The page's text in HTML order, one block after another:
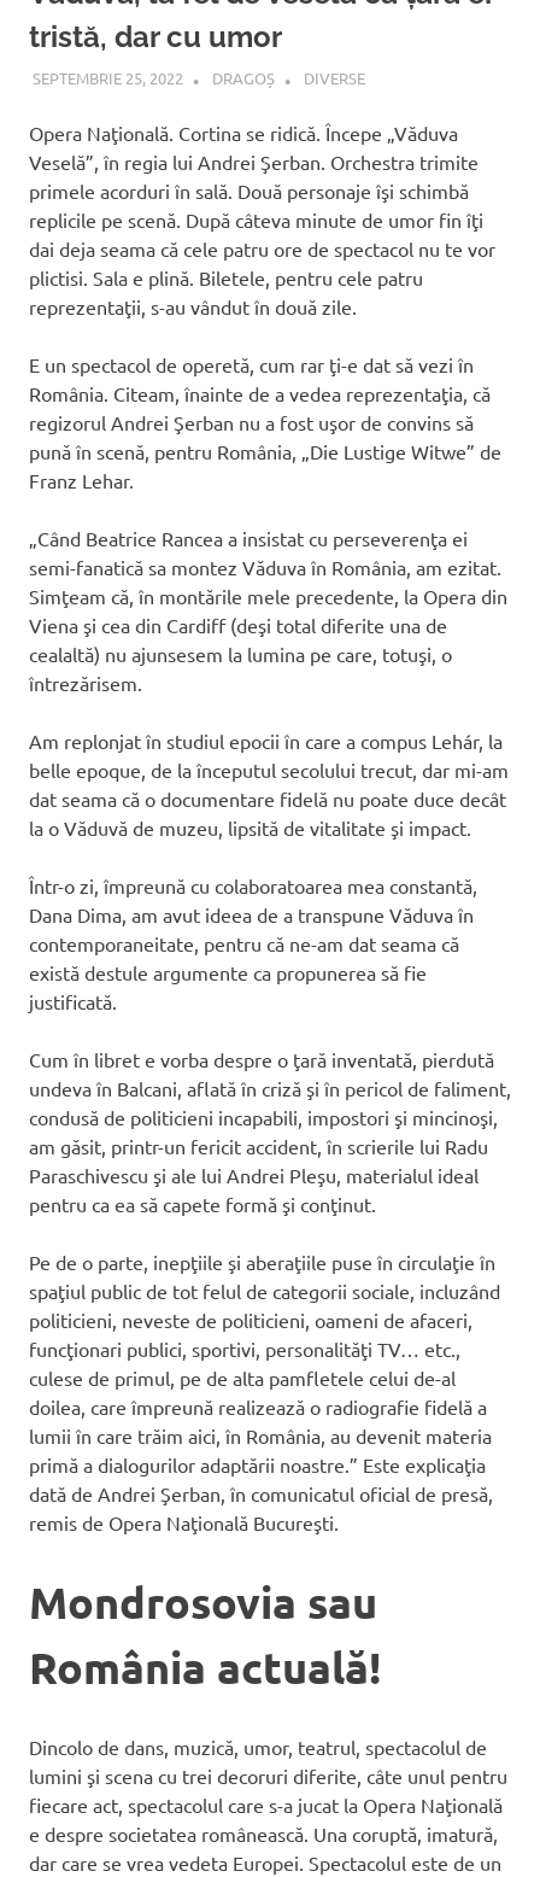
tristă, dar cu umor
SEPTEMBRIE 25, 2022 DRAGOȘ DIVERSE
Opera Naţională. Cortina se ridică. Începe „Văduva
Veselă”, în regia lui Andrei Şerban. Orchestra trimite
primele acorduri în sală. Două personaje îşi schimbă
replicile pe scenă. După câteva minute de umor fin îţi
dai deja seama că cele patru ore de spectacol nu te vor
plictisi. Sala e plină. Biletele, pentru cele patru
reprezentaţii, s-au vândut în două zile.
E un spectacol de operetă, cum rar ţi-e dat să vezi în
România. Citeam, înainte de a vedea reprezentaţia, că
regizorul Andrei Şerban nu a fost uşor de convins să
pună în scenă, pentru România, „Die Lustige Witwe” de
Franz Lehar.
„Când Beatrice Rancea a insistat cu perseverenţa ei
semi-fanatică sa montez Văduva în România, am ezitat.
Simţeam că, în montările mele precedente, la Opera din
Viena şi cea din Cardiff (deşi total diferite una de
cealaltă) nu ajunsesem la lumina pe care, totuşi, o
întrezărisem.
Am replonjat în studiul epocii în care a compus Lehár, la
belle epoque, de la începutul secolului trecut, dar mi-am
dat seama că o documentare fidelă nu poate duce decât
la o Văduvă de muzeu, lipsită de vitalitate şi impact.
Într-o zi, împreună cu colaboratoarea mea constantă,
Dana Dima, am avut ideea de a transpune Văduva în
contemporaneitate, pentru că ne-am dat seama că
există destule argumente ca propunerea să fie
justificată.
Cum în libret e vorba despre o ţară inventată, pierdută
undeva în Balcani, aflată în criză şi în pericol de faliment,
condusă de politicieni incapabili, impostori şi mincinoşi,
am găsit, printr-un fericit accident, în scrierile lui Radu
Paraschivescu şi ale lui Andrei Pleşu, materialul ideal
pentru ca ea să capete formă şi conţinut.
Pe de o parte, inepţiile şi aberaţiile puse în circulaţie în
spaţiul public de tot felul de categorii sociale, incluzând
politicieni, neveste de politicieni, oameni de afaceri,
funcţionari publici, sportivi, personalităţi TV… etc.,
culese de primul, pe de alta pamfletele celui de-al
doilea, care împreună realizează o radiografie fidelă a
lumii în care trăim aici, în România, au devenit materia
primă a dialogurilor adaptării noastre.” Este explicaţia
dată de Andrei Şerban, în comunicatul oficial de presă,
remis de Opera Naţională Bucureşti.
Mondrosovia sau
România actuală!
Dincolo de dans, muzică, umor, teatrul, spectacolul de
lumini şi scena cu trei decoruri diferite, câte unul pentru
fiecare act, spectacolul care s-a jucat la Opera Naţională
e despre societatea românească. Una coruptă, imatură,
dar care se vrea vedeta Europei. Spectacolul este de un